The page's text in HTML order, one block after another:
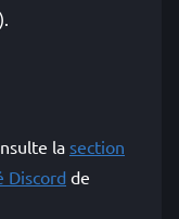
la section
Discord de